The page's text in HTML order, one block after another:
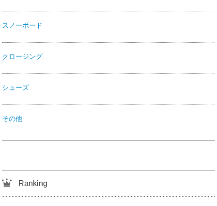
スノーボード
クロージング
シューズ
その他
Ranking